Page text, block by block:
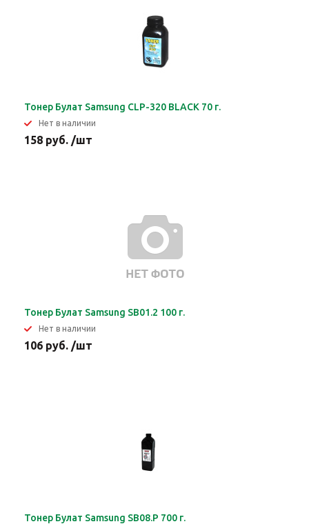
Тонер Булат Samsung CLP-320 BLACK 70 г.
Нет в наличии
158 руб. /шт
Тонер Булат Samsung SB01.2 100 г.
Нет в наличии
106 руб. /шт
Тонер Булат Samsung SB08.P 700 г.